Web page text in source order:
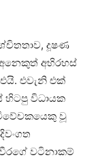
දූෂණ
අභිරහස්
එවැනි එක්
හිටපු විධායක
වූ
වටිනාකම්